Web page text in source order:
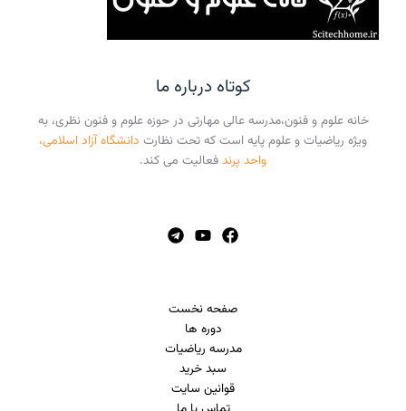
کوتاه درباره ما
خانه علوم و فنون،مدرسه عالی مهارتی در حوزه علوم و فنون نظری، به
ویژه ریاضیات و علوم پایه است که تحت نظارت دانشگاه آزاد اسلامی،
واحد پرندفعالیت می کند.
صفحه نخست
دوره ها
مدرسه ریاضیات
سبد خرید
قوانین سایت